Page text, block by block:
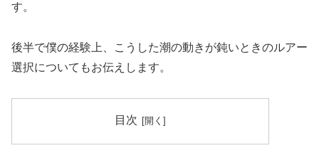
す。
後半で僕の経験上、こうした潮の動きが鈍いときのルアー
選択についてもお伝えします。
目次